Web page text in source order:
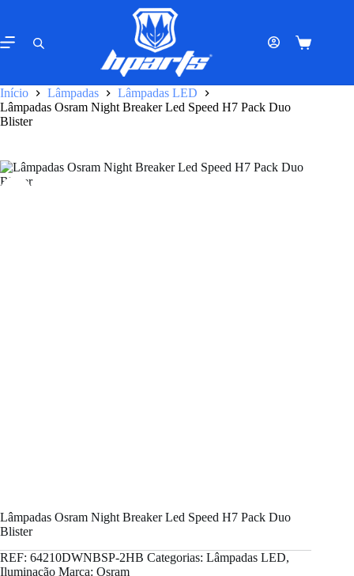
o
conteúdo
Carrinho
Início
Lâmpadas
Lâmpadas LED
Lâmpadas Osram Night Breaker Led Speed H7 Pack Duo
Blister
Lâmpadas Osram Night Breaker Led Speed H7 Pack Duo
Blister
REF: 64210DWNBSP-2HB Categorias: Lâmpadas LED,
Iluminação Marca: Osram